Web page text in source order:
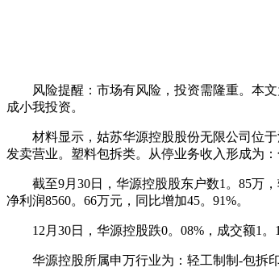
风险提醒：市场有风险，投资需隆重。本文
成小我投资。
材料显示，姑苏华源控股股份无限公司位于
发卖营业。塑料包拆类。从停业务收入形成为：
截至9月30日，华源控股股东户数1。85万，
净利润8560。66万元，同比增加45。91%。
12月30日，华源控股跌0。08%，成交额1。
华源控股所属申万行业为：轻工制制-包拆印